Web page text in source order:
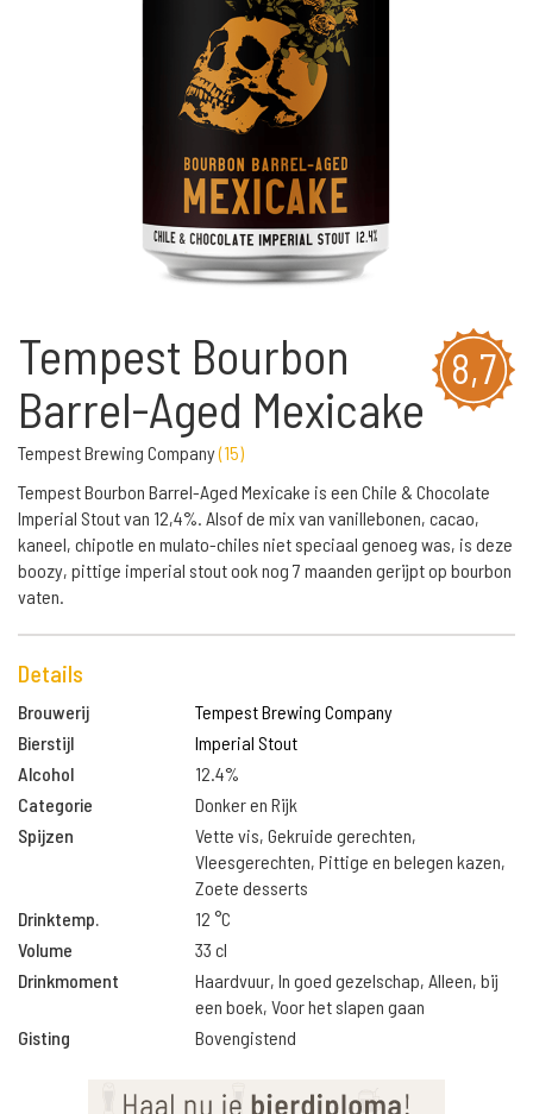
8,7
Tempest Bourbon
Barrel-Aged Mexicake
Tempest Brewing Company(15)
Tempest Bourbon Barrel-Aged Mexicake is een Chile & Chocolate
Imperial Stout van 12,4%. Alsof de mix van vanillebonen, cacao,
kaneel, chipotle en mulato-chiles niet speciaal genoeg was, is deze
boozy, pittige imperial stout ook nog 7 maanden gerijpt op bourbon
vaten.
Details
Brouwerij
Tempest Brewing Company
Bierstijl
Imperial Stout
Alcohol
12.4%
Categorie
Donker en Rijk
Spijzen
Vette vis, Gekruide gerechten,
Vleesgerechten, Pittige en belegen kazen,
Zoete desserts
Drinktemp.
12 °C
Volume
33 cl
Drinkmoment
Haardvuur, In goed gezelschap, Alleen, bij
een boek, Voor het slapen gaan
Gisting
Bovengistend